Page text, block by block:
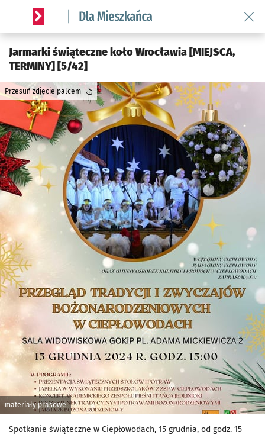
Serwis informacyjny wroclaw.pl podserwis: Dla mieszkańca
Jarmarki świąteczne koło Wrocławia [MIEJSCA,
TERMINY] [5/42]
materiały prasowe
Przesuń zdjęcie palcem
Spotkanie świąteczne w Ciepłowodach, 15 grudnia, od godz. 15